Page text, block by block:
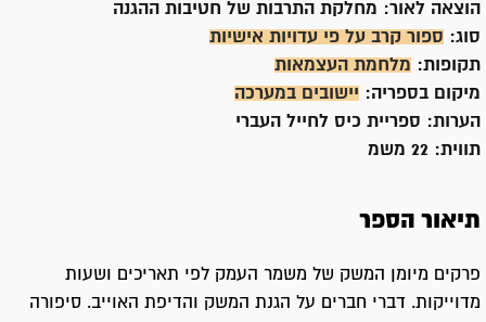
הוצאה לאור: מחלקת התרבות של חטיבות ההגנה
סוג: ספור קרב על פי עדויות אישיות
תקופות: מלחמת העצמאות
מיקום בספריה: יישובים במערכה
הערות: ספריית כיס לחייל העברי
תווית: 22 משמ
תיאור הספר
פרקים מיומן המשק של משמר העמק לפי תאריכים ושעות
מדוייקות. דברי חברים על הגנת המשק והדיפת האוייב. סיפורה